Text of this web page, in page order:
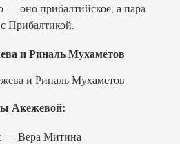
— оно прибалтийское, а пара
Прибалтикой.
и Риналь Мухаметов
Акежевой:
— Вера Митина